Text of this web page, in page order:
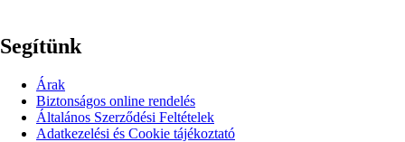
Segítünk
Árak
Biztonságos online rendelés
Általános Szerződési Feltételek
Adatkezelési és Cookie tájékoztató